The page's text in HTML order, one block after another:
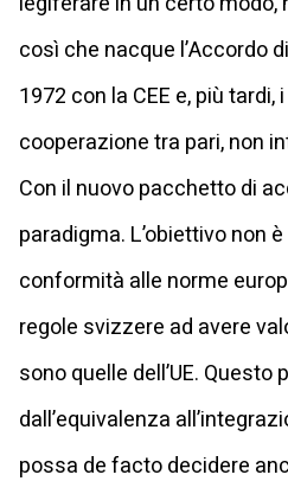
così che nacque l’Accordo
1972 con la CEE e, più tardi,
cooperazione tra pari, non
Con il nuovo pacchetto di
paradigma. L’obiettivo non
conformità alle norme
regole svizzere ad avere
sono quelle dell’UE. Questo
dall’equivalenza
possa de facto decidere